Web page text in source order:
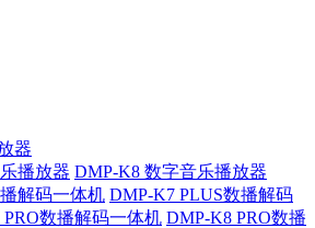
器
播放器 DMP-K8 数字音乐播放器
解码一体机 DMP-K7 PLUS数播解码
数播解码一体机 DMP-K8 PRO数播